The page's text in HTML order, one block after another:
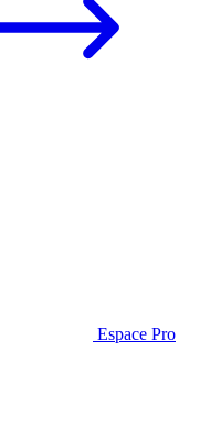
Espace Pro